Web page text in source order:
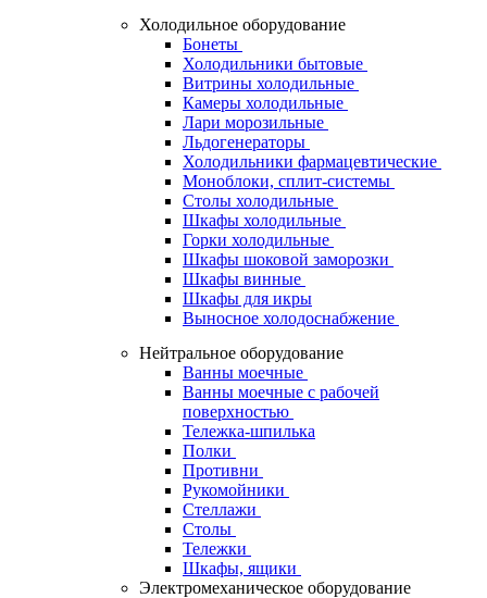
Холодильное оборудование
Бонеты
Холодильники бытовые
Витрины холодильные
Камеры холодильные
Лари морозильные
Льдогенераторы
Холодильники фармацевтические
Моноблоки, сплит-системы
Столы холодильные
Шкафы холодильные
Горки холодильные
Шкафы шоковой заморозки
Шкафы винные
Шкафы для икры
Выносное холодоснабжение
Нейтральное оборудование
Ванны моечные
Ванны моечные с рабочей
поверхностью
Тележка-шпилька
Полки
Противни
Рукомойники
Стеллажи
Столы
Тележки
Шкафы, ящики
Электромеханическое оборудование